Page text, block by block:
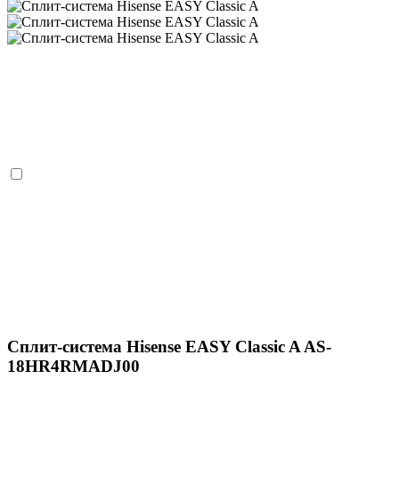
Сплит-система Hisense EASY Classic A AS-
18HR4RMADJ00